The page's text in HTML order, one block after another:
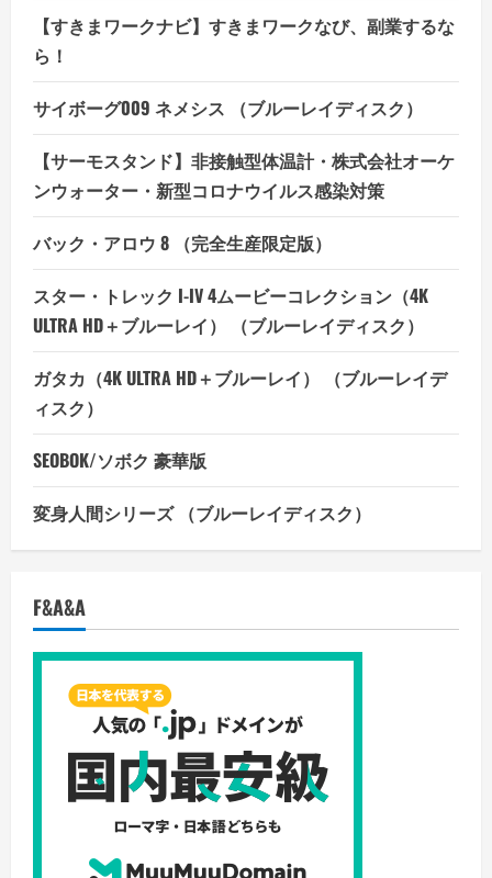
【すきまワークナビ】すきまワークなび、副業するな
ら！
サイボーグ009 ネメシス （ブルーレイディスク）
【サーモスタンド】非接触型体温計・株式会社オーケ
ンウォーター・新型コロナウイルス感染対策
バック・アロウ 8 （完全生産限定版）
スター・トレック I-IV 4ムービーコレクション（4K
ULTRA HD＋ブルーレイ） （ブルーレイディスク）
ガタカ（4K ULTRA HD＋ブルーレイ） （ブルーレイデ
ィスク）
SEOBOK/ソボク 豪華版
変身人間シリーズ （ブルーレイディスク）
F&A&A